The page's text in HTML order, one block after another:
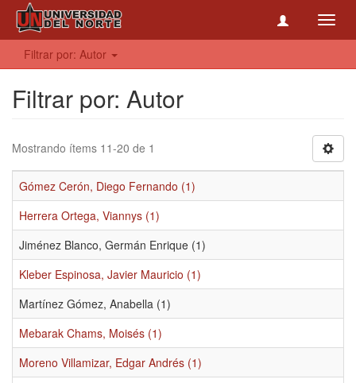
Filtrar por: Autor
Filtrar por: Autor
Mostrando ítems 11-20 de 1
Gómez Cerón, Diego Fernando (1)
Herrera Ortega, Viannys (1)
Jiménez Blanco, Germán Enrique (1)
Kleber Espinosa, Javier Mauricio (1)
Martínez Gómez, Anabella (1)
Mebarak Chams, Moisés (1)
Moreno Villamizar, Edgar Andrés (1)